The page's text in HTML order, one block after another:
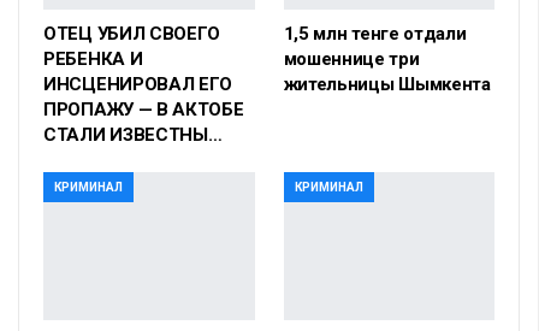
ОТЕЦ УБИЛ СВОЕГО
РЕБЕНКА И
ИНСЦЕНИРОВАЛ ЕГО
ПРОПАЖУ — В АКТОБЕ
СТАЛИ ИЗВЕСТНЫ…
1,5 млн тенге отдали
мошеннице три
жительницы Шымкента
КРИМИНАЛ КРИМИНАЛ